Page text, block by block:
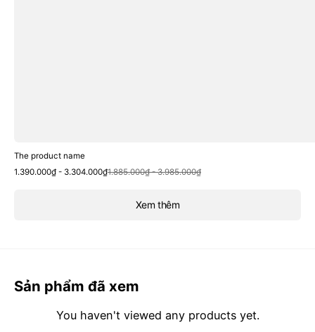
Xem thêm
The product name
Sale
1.390.000₫ - 3.304.000₫
Regular
1.885.000₫ - 3.985.000₫
Sản phẩm đã xem
You haven't viewed any products yet.